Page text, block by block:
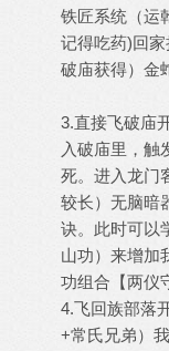
铁匠系统（运
记得吃药)回
破庙获得）金
3.直接飞破庙
入破庙里，触
死。进入龙门
较长）无脑暗
诀。此时可以
山功）来增加
功组合【两仪
4.飞回族部落
+常氏兄弟）